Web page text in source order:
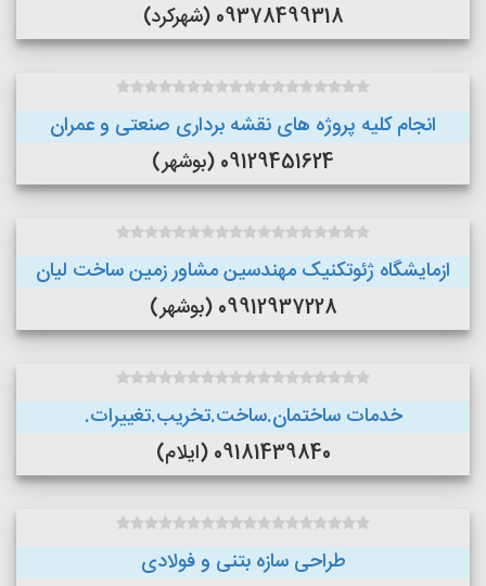
09378499318 (شهرکرد)
انجام کلیه پروژه های نقشه برداری صنعتی و عمران
09129451624 (بوشهر)
ازمایشگاه ژئوتکنیک مهندسین مشاور زمین ساخت لیان
09912937228 (بوشهر)
خدمات ساختمان.ساخت.تخریب.تغییرات.
09181439840 (ایلام)
طراحی سازه بتنی و فولادی